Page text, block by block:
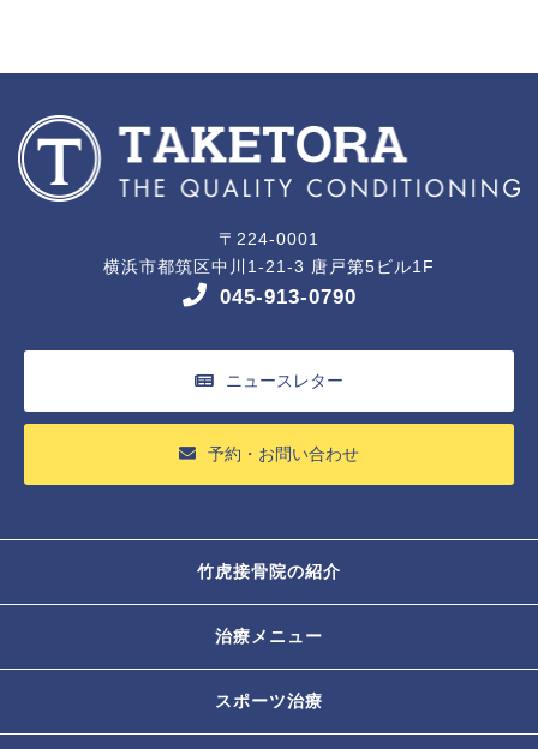
〒224-0001
横浜市都筑区中川1-21-3 唐戸第5ビル1F
045-913-0790
ニュースレター
予約・お問い合わせ
竹虎接骨院の紹介
治療メニュー
スポーツ治療